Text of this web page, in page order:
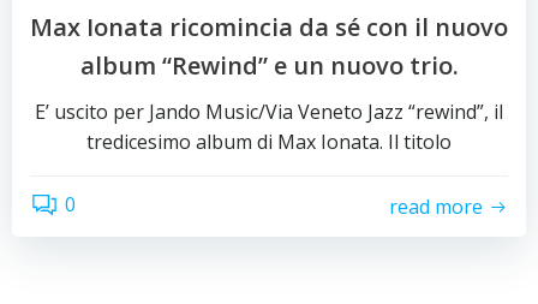
Max Ionata ricomincia da sé con il nuovo
album “Rewind” e un nuovo trio.
E’ uscito per Jando Music/Via Veneto Jazz “rewind”, il
tredicesimo album di Max Ionata. Il titolo
0 read more